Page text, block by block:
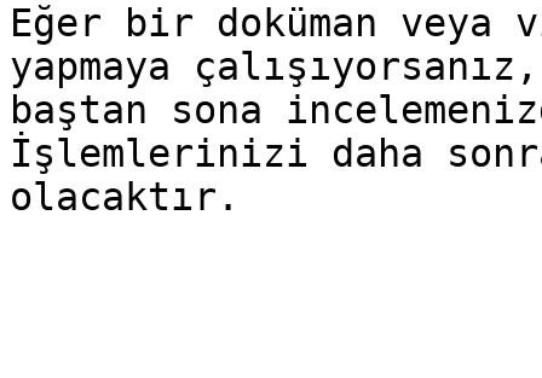
Eğer bir doküman veya
yapmaya
baştan sona
İşlemlerinizi daha